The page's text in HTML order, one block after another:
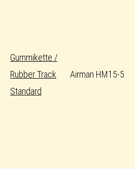
Gummikette /
Rubber Track
Standard
Airman HM15-5